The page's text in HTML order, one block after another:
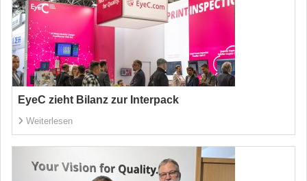
EyeC zieht Bilanz zur Interpack
Weiterlesen